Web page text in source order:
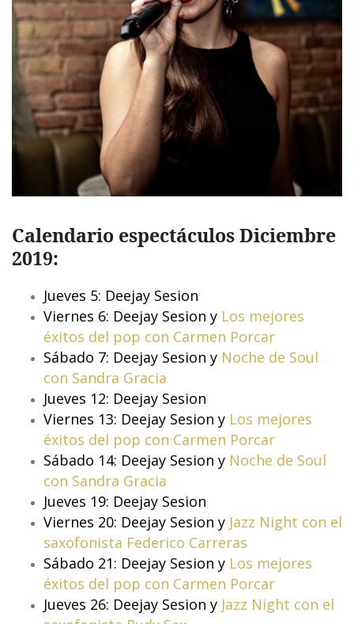
Calendario espectáculos Diciembre
2019:
Jueves 5: Deejay Sesion
Viernes 6: Deejay Sesion y Los mejores
éxitos del pop con Carmen Porcar
Sábado 7: Deejay Sesion y Noche de Soul
con Sandra Gracia
Jueves 12: Deejay Sesion
Viernes 13: Deejay Sesion y Los mejores
éxitos del pop con Carmen Porcar
Sábado 14: Deejay Sesion y Noche de Soul
con Sandra Gracia
Jueves 19: Deejay Sesion
Viernes 20: Deejay Sesion y Jazz Night con el
saxofonista Federico Carreras
Sábado 21: Deejay Sesion y Los mejores
éxitos del pop con Carmen Porcar
Jueves 26: Deejay Sesion y Jazz Night con el